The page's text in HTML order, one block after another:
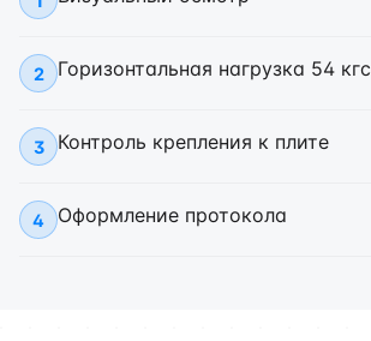
2 Горизонтальная нагрузка 54 кгс
3 Контроль крепления к плите
4 Оформление протокола